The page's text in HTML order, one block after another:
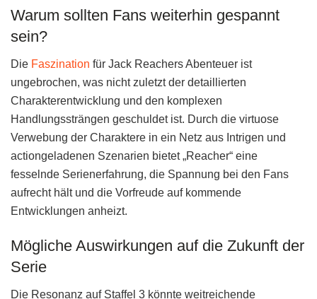
Warum sollten Fans weiterhin gespannt
sein?
Die Faszination für Jack Reachers Abenteuer ist
ungebrochen, was nicht zuletzt der detaillierten
Charakterentwicklung und den komplexen
Handlungssträngen geschuldet ist. Durch die virtuose
Verwebung der Charaktere in ein Netz aus Intrigen und
actiongeladenen Szenarien bietet „Reacher“ eine
fesselnde Serienerfahrung, die Spannung bei den Fans
aufrecht hält und die Vorfreude auf kommende
Entwicklungen anheizt.
Mögliche Auswirkungen auf die Zukunft der
Serie
Die Resonanz auf Staffel 3 könnte weitreichende